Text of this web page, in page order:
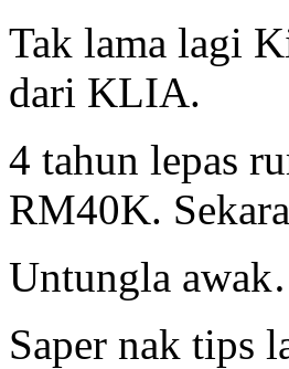
Tak lama lagi
dari KLIA.
4 tahun lepas
RM40K.
Untungla
Saper nak tips